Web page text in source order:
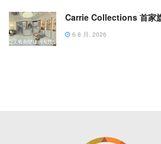
Carrie Collections 首家
6 8 月, 2026